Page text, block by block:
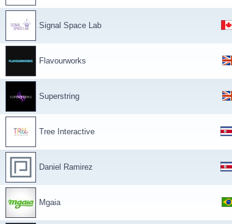
Signal Space Lab
Flavourworks
Superstring
Tree Interactive
Daniel Ramirez
Mgaia